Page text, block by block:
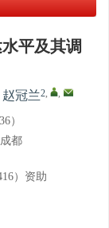
平及其调
赵冠兰2, ,
）
都
）资助